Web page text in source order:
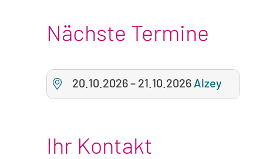
Nächste Termine
20.10.2026– 21.10.2026 Alzey
Ihr Kontakt